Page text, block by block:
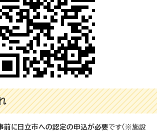
前に日立市への認定の申込が必要です（※施設